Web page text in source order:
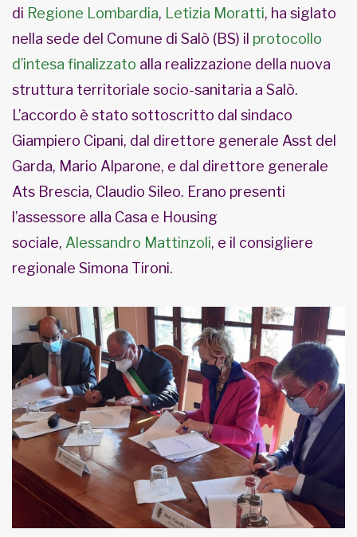
di Regione Lombardia, Letizia Moratti, ha siglato
nella sede del Comune di Salò (BS) il protocollo
d’intesa finalizzato alla realizzazione della nuova
struttura territoriale socio-sanitaria a Salò.
L’accordo è stato sottoscritto dal sindaco
Giampiero Cipani, dal direttore generale Asst del
Garda, Mario Alparone, e dal direttore generale
Ats Brescia, Claudio Sileo. Erano presenti
l’assessore alla Casa e Housing
sociale, Alessandro Mattinzoli, e il consigliere
regionale Simona Tironi.